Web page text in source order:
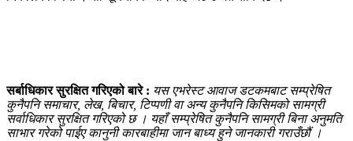
सर्बाधिकार सुरक्षित गरिएको बारे : यस एभरेस्ट आवाज डटकमबाट सम्प्रेषित
कुनैपनि समाचार, लेख, बिचार, टिप्पणी वा अन्य कुनैपनि किसिमको सामग्री
सर्वाधिकार सुरक्षित गरिएको छ । यहाँ सम्प्रेषित कुनैपनि सामग्री बिना अनुमति
साभार गरेको पाईए कानुनी कारबाहीमा जान बाध्य हुने जानकारी गराउँछौं ।